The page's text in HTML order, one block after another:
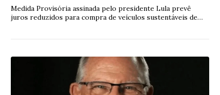
Medida Provisória assinada pelo presidente Lula prevê
juros reduzidos para compra de veículos sustentáveis de